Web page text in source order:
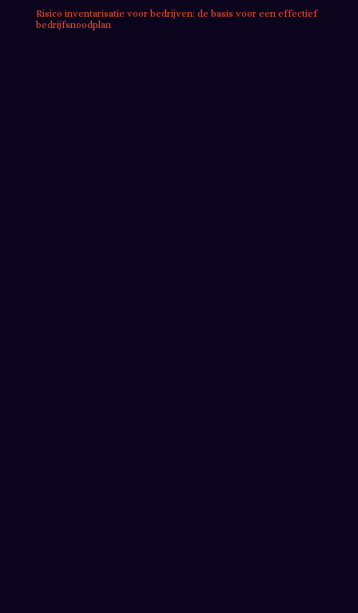
Risico inventarisatie voor bedrijven: de basis voor een effectief
bedrijfsnoodplan